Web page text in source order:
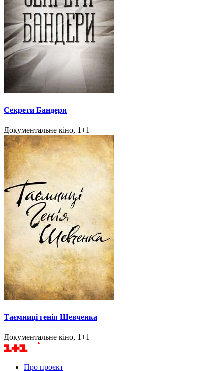
Секрети Бандери
Документальне кіно, 1+1
Таємниці генія Шевченка
Документальне кіно, 1+1
Про проєкт